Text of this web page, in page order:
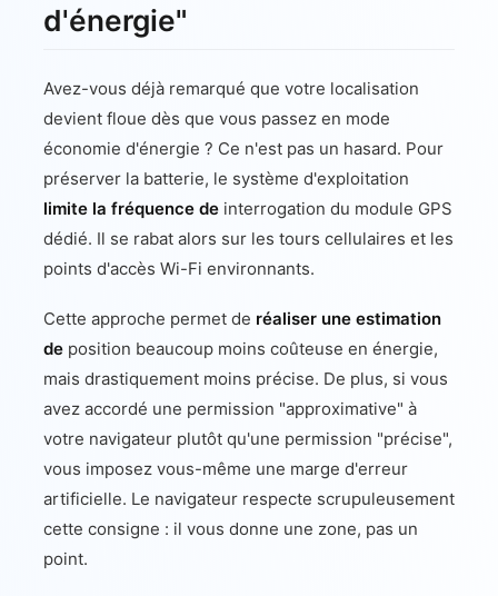
d'énergie"
Avez-vous déjà remarqué que votre localisation
devient floue dès que vous passez en mode
économie d'énergie ? Ce n'est pas un hasard. Pour
préserver la batterie, le système d'exploitation
limite la fréquence de interrogation du module GPS
dédié. Il se rabat alors sur les tours cellulaires et les
points d'accès Wi-Fi environnants.
Cette approche permet de réaliser une estimation
de position beaucoup moins coûteuse en énergie,
mais drastiquement moins précise. De plus, si vous
avez accordé une permission "approximative" à
votre navigateur plutôt qu'une permission "précise",
vous imposez vous-même une marge d'erreur
artificielle. Le navigateur respecte scrupuleusement
cette consigne : il vous donne une zone, pas un
point.